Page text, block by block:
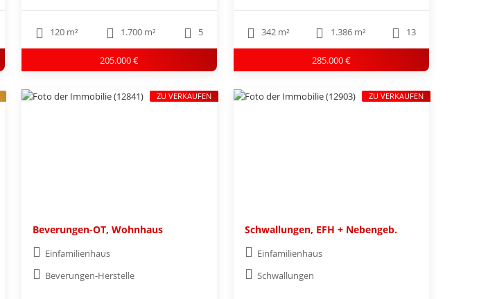
120 m² 1.700 m² 5
205.000 €
342 m² 1.386 m² 13
285.000 €
Beverungen-OT, Wohnhaus
Einfamilienhaus
Beverungen-Herstelle
ZU VERKAUFEN
Schwallungen, EFH + Nebengeb.
Einfamilienhaus
Schwallungen
ZU VERKAUFEN